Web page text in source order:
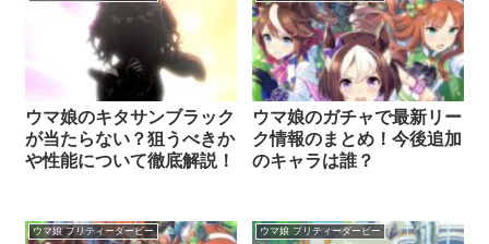
ウマ娘のキタサンブラック
が当たらない？狙うべきか
や性能について徹底解説！
ウマ娘のガチャで最新リー
ク情報のまとめ！今後追加
のキャラは誰？
ウマ娘 プリティーダービー ウマ娘 プリティーダービー